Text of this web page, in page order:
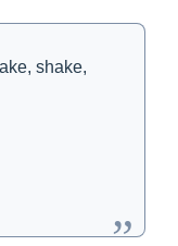
shake,